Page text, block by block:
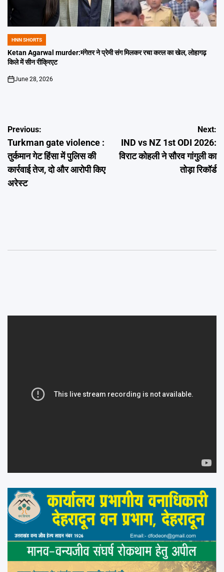
POSTED
IN
HNN SHORTS
Ketan Agarwal murder:मंगेतर ने प्रेमी संग मिलकर रचा कत्ल का खेल, लोहागढ़
किले में सीन रीक्रिएट
on
June 28, 2026
Post
navigation
Previous:
Turkman gate violence :
तुर्कमान गेट हिंसा में पुलिस की
कार्रवाई तेज, दो और आरोपी किए
अरेस्ट
Next:
IND vs NZ 1st ODI 2026:
विराट कोहली ने सौरव गांगुली का
तोड़ा रिकॉर्ड